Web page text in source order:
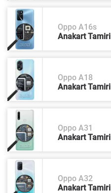
Oppo A16s
Anakart Tamiri
Oppo A18
Anakart Tamiri
Oppo A31
Anakart Tamiri
Oppo A32
Anakart Tamiri